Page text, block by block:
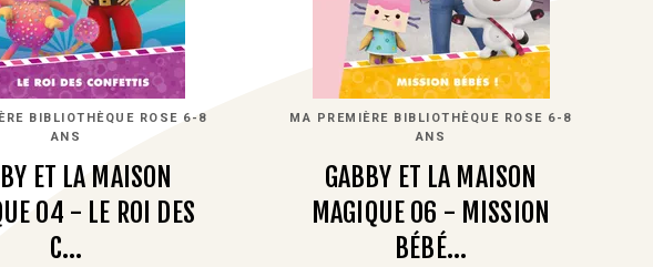
BIBLIOTHÈQUE ROSE 6-8
ANS
ET LA MAISON
04 - LE ROI DES
C…
MA PREMIÈRE BIBLIOTHÈQUE ROSE 6-8
ANS
GABBY ET LA MAISON
MAGIQUE 06 - MISSION
BÉBÉ…